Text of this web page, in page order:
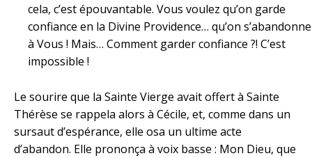
cela, c’est épouvantable. Vous voulez qu’on garde
confiance en la Divine Providence… qu’on s’abandonne
à Vous ! Mais… Comment garder confiance ?! C’est
impossible !
Le sourire que la Sainte Vierge avait offert à Sainte
Thérèse se rappela alors à Cécile, et, comme dans un
sursaut d’espérance, elle osa un ultime acte
d’abandon. Elle prononça à voix basse : Mon Dieu, que